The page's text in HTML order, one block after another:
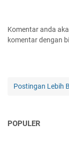
Komentar anda
komentar dengan
Postingan Lebih
POPULER